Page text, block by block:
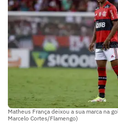
Matheus França deixou a sua marca na
Marcelo Cortes/Flamengo)